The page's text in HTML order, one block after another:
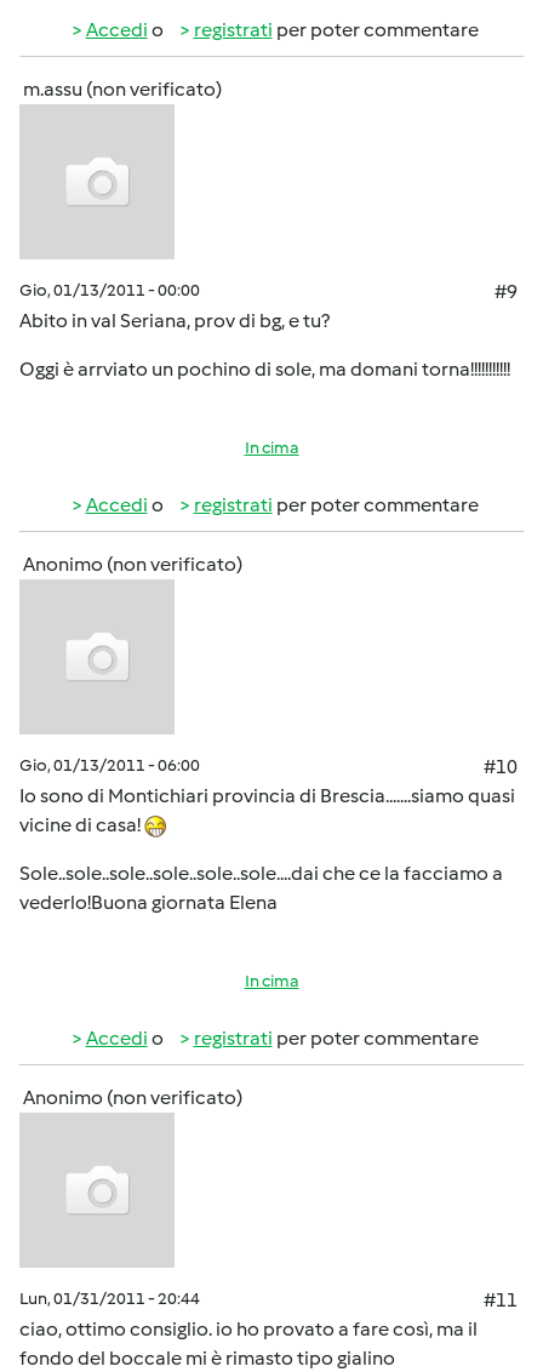
Accedi o registrati per poter commentare
m.assu (non verificato)
Gio, 01/13/2011 - 00:00
#9
Abito in val Seriana, prov di bg, e tu?
Oggi è arrviato un pochino di sole, ma domani torna!!!!!!!!!!!
In cima
Accedi o registrati per poter commentare
Anonimo (non verificato)
Gio, 01/13/2011 - 06:00
#10
Io sono di Montichiari provincia di Brescia.......siamo quasi
vicine di casa!
Sole..sole..sole..sole..sole..sole....dai che ce la facciamo a
vederlo!Buona giornata Elena
In cima
Accedi o registrati per poter commentare
Anonimo (non verificato)
Lun, 01/31/2011 - 20:44
#11
ciao, ottimo consiglio. io ho provato a fare così, ma il
fondo del boccale mi è rimasto tipo gialino